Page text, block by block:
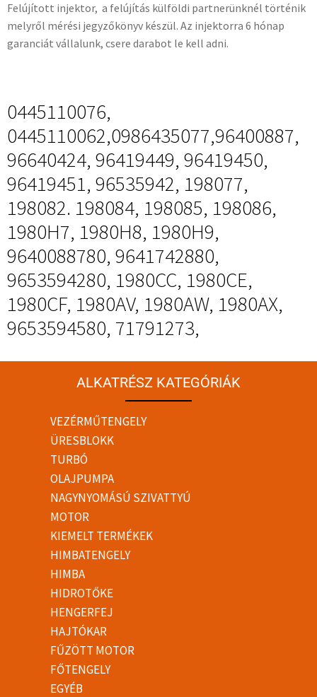
Felújított injektor, a felújítás külföldi partnerünknél történik
melyről mérési jegyzőkönyv készül. Az injektorra 6 hónap
garanciát vállalunk, csere darabot le kell adni.
0445110076,
0445110062,0986435077,96400887,
96640424, 96419449, 96419450,
96419451, 96535942, 198077,
198082. 198084, 198085, 198086,
1980H7, 1980H8, 1980H9,
9640088780, 9641742880,
9653594280, 1980CC, 1980CE,
1980CF, 1980AV, 1980AW, 1980AX,
9653594580, 71791273,
ALKATRÉSZ KATEGÓRIÁK
VEZÉRMŰTENGELY
ÜRESBLOKK
TURBÓ
OLAJPUMPA
NAGYNYOMÁSÚ SZIVATTYÚ
MOTOR
KIEMELT TERMÉKEK
HIMBATENGELY
HIMBA
HIDROTŐKE
HENGERFEJ
HAJTÓKAR
FŰZÖTT MOTOR
FŐTENGELY
EGYÉB